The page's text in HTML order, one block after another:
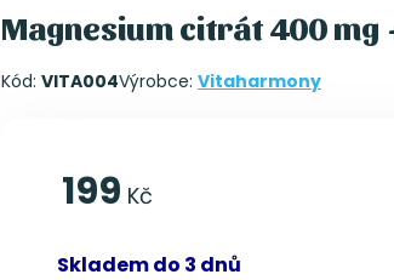
Magnesium citrát 400 mg
Kód: VITA004Výrobce: Vitaharmony
199 Kč
Skladem do 3 dnů